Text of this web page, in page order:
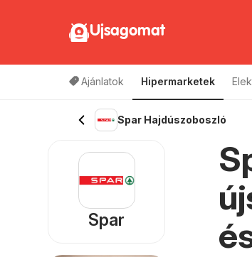
Ujsagomat
Ajánlatok Hipermarketek
Spar Hajdúszoboszló
Spar